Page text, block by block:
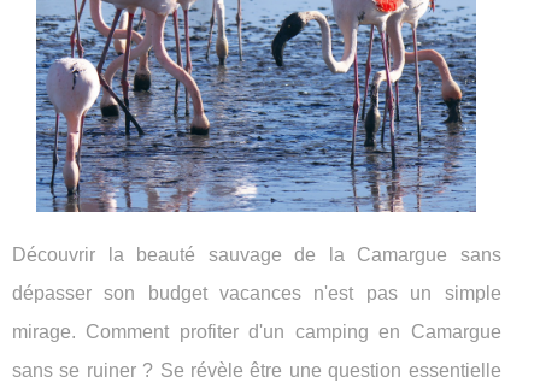
Découvrir la beauté sauvage de la Camargue sans
dépasser son budget vacances n'est pas un simple
mirage. Comment profiter d'un camping en Camargue
sans se ruiner ? Se révèle être une question essentielle